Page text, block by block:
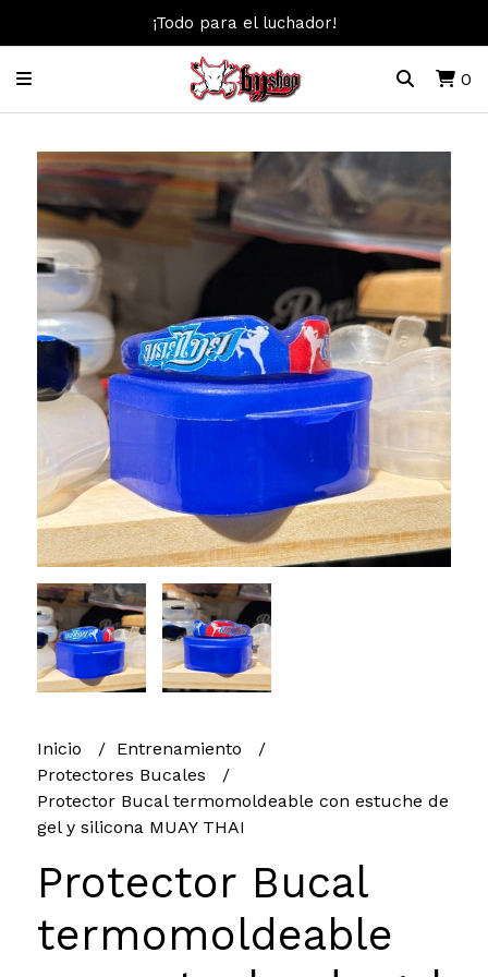
¡Todo para el luchador!
0
Inicio
Entrenamiento
Protectores Bucales
Protector Bucal termomoldeable con estuche de
gel y silicona MUAY THAI
Protector Bucal
termomoldeable